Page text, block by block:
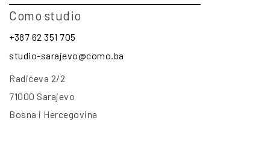
Como studio
+387 62 351 705
studio-sarajevo@como.ba
Radićeva 2/2
71000 Sarajevo
Bosna i Hercegovina